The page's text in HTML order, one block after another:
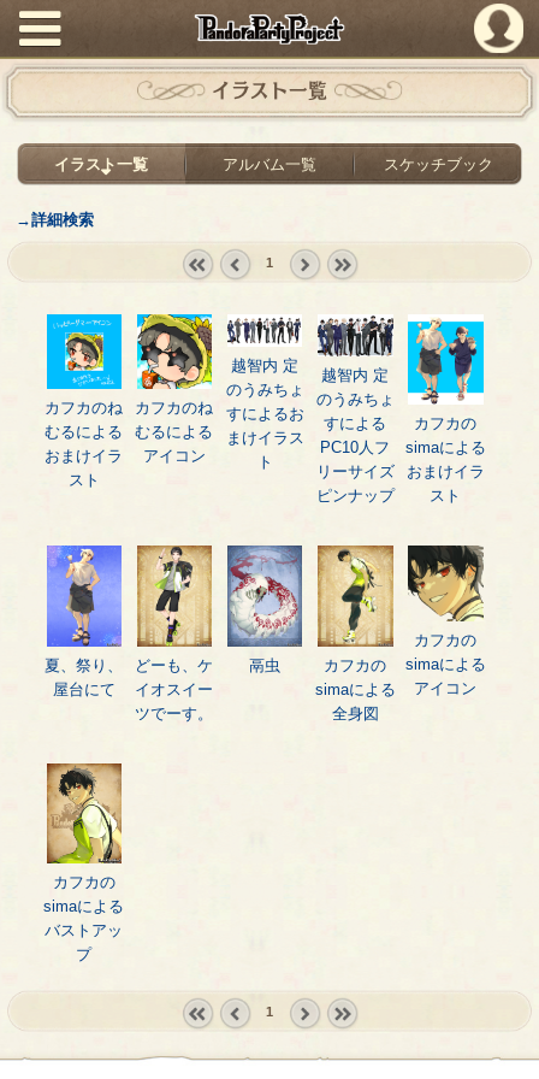
PandoraPartyProject
イラスト一覧
イラスト一覧 アルバム一覧 スケッチブック
→詳細検索
prev
1
カフカのね
むるによる
おまけイラ
スト
カフカのね
むるによる
アイコン
越智内 定
のうみちょ
すによるお
まけイラス
ト
越智内 定
のうみちょ
すによる
PC10人フ
リーサイズ
ピンナップ
カフカの
simaによる
おまけイラ
スト
夏、祭り、
屋台にて
どーも、ケ
イオスイー
ツでーす。
鬲虫
カフカの
simaによる
全身図
カフカの
simaによる
アイコン
カフカの
simaによる
バストアッ
プ
1